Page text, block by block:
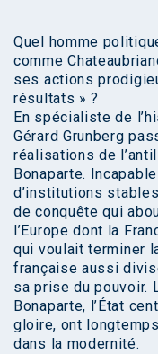
Quel homme
comme
ses actions
résultats » ?
En spécialiste de
Gérard Grunberg
réalisations de
Bonaparte.
d’institutions
de conquête qui
l’Europe dont la
qui voulait terminer
française aussi
sa prise du pouvoir.
Bonaparte, l’État
gloire, ont
dans la modernité.